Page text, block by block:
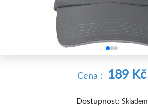
Cena : 189 Kč
Dostupnost: Skladem